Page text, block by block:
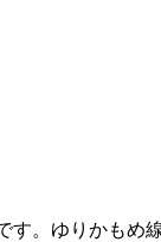
。ゆりかも